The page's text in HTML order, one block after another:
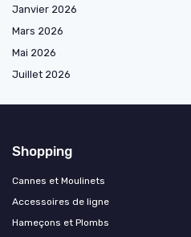
Janvier 2026
Mars 2026
Mai 2026
Juillet 2026
Shopping
Cannes et Moulinets
Accessoires de ligne
Hameçons et Plombs